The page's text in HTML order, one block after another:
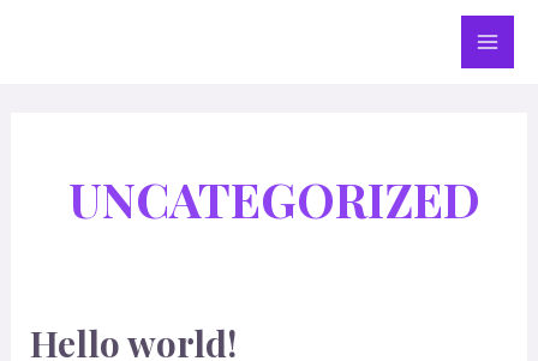
UNCATEGORIZED
Hello world!